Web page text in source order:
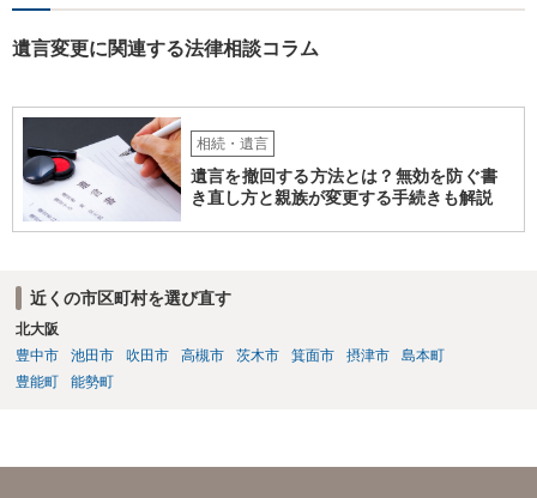
遺言変更に関連する法律相談コラム
相続・遺言
遺言を撤回する方法とは？無効を防ぐ書
き直し方と親族が変更する手続きも解説
近くの市区町村を選び直す
北大阪
豊中市
池田市 吹田市 高槻市 茨木市 箕面市 摂津市
島本町
豊能町
能勢町